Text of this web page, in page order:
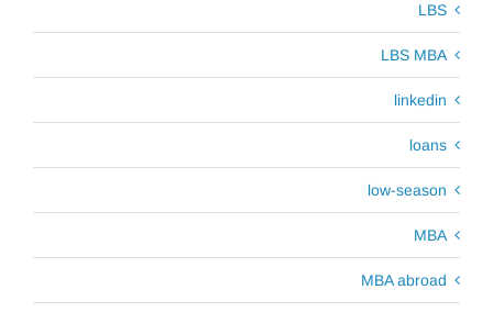
LBS
LBS MBA
linkedin
loans
low-season
MBA
MBA abroad